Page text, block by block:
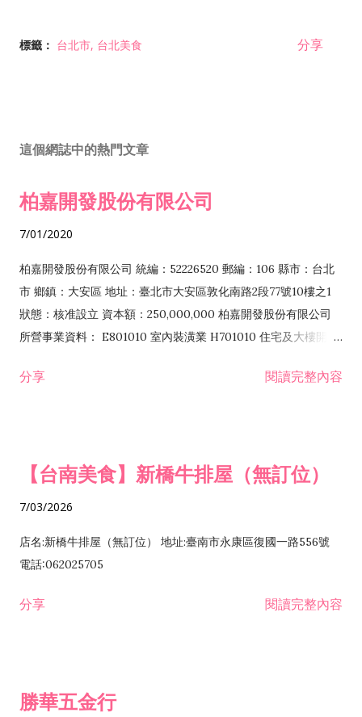
標籤： 台北市 台北美食 分享
這個網誌中的熱門文章
柏嘉開發股份有限公司
7/01/2020
柏嘉開發股份有限公司 統編：52226520 郵編：106 縣市：台北
市 鄉鎮：大安區 地址：臺北市大安區敦化南路2段77號10樓之1
狀態：核准設立 資本額：250,000,000 柏嘉開發股份有限公司
所營事業資料： E801010 室內裝潢業 H701010 住宅及大樓開發
發業 H703090 不動產買賣業 H703100 不動產租賃業 I503010
分享 閱讀完整內容
【台南美食】新橋牛排屋（無訂位）
7/03/2026
店名:新橋牛排屋（無訂位） 地址:臺南市永康區復國一路556號
電話:062025705
分享 閱讀完整內容
勝華五金行